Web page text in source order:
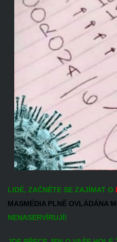
LIDÉ, ZAČNĚTE SE ZAJÍMAT O
MASMÉDIA PLNĚ OVLÁDÁNA
NENASERVÍRUJÍ!